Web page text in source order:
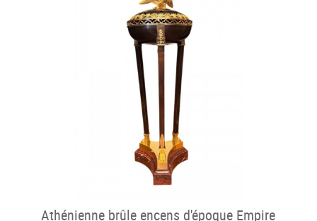
Athénienne brûle encens d'époque Empire